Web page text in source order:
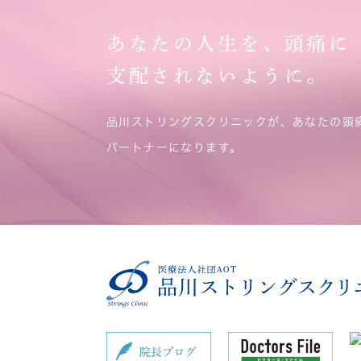
あなたの人生を、頭痛に
支配されないように。
品川ストリングスクリニックが、あなたの頭
パートナーになります。